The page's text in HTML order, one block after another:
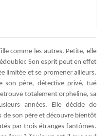
comme les autres. Petite, elle
Son esprit peut en effet
limitée et se promener ailleurs.
son père, détective privé, tué
totalement orpheline, sa
années. Elle décide de
de son père et découvre bientôt
par trois étranges fantômes.